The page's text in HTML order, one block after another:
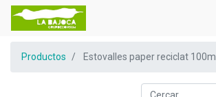
Productos Estovalles paper reciclat 100m